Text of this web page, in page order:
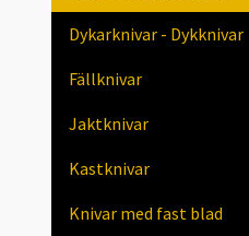
Dykarknivar - Dykknivar
Fällknivar
Jaktknivar
Kastknivar
Knivar med fast blad